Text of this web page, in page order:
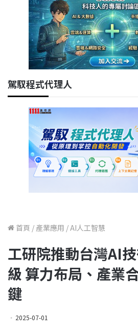
駕馭程式代理人